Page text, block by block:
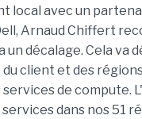
local avec un
Arnaud Chiffert
un décalage. Cela va
client et des
services de compute.
dans nos 51